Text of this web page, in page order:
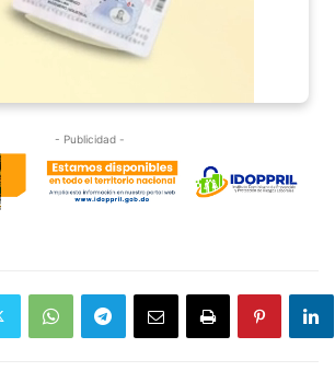
- Publicidad -